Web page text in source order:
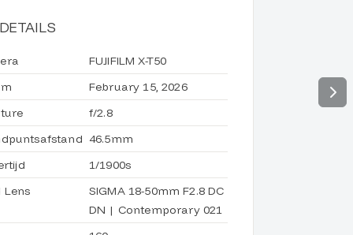
DETAILS
FUJIFILM X-T50
February 15, 2026
f/2.8
46.5mm
1/1900s
Lens
SIGMA 18-50mm F2.8 DC
DN | Contemporary 021